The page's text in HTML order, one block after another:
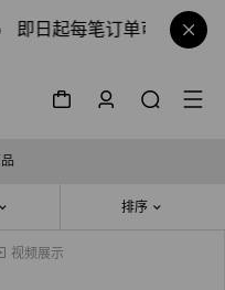
排序
视频展示
即日起每笔订单可享古驰